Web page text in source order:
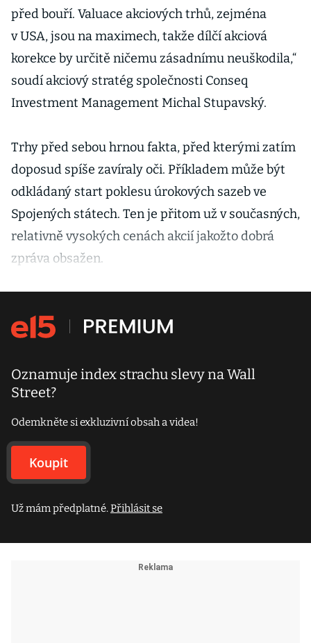
před bouří. Valuace akciových trhů, zejména
v USA, jsou na maximech, takže dílčí akciová
korekce by určitě ničemu zásadnímu neuškodila,“
soudí akciový stratég společnosti Conseq
Investment Management Michal Stupavský.
Trhy před sebou hrnou fakta, před kterými zatím
doposud spíše zavíraly oči. Příkladem může být
odkládaný start poklesu úrokových sazeb ve
Spojených státech. Ten je přitom už v současných,
relativně vysokých cenách akcií jakožto dobrá
zpráva obsažen.
Oznamuje index strachu slevy na Wall
Street?
Odemkněte si exkluzivní obsah a videa!
Koupit
Už mám předplatné.Přihlásit se